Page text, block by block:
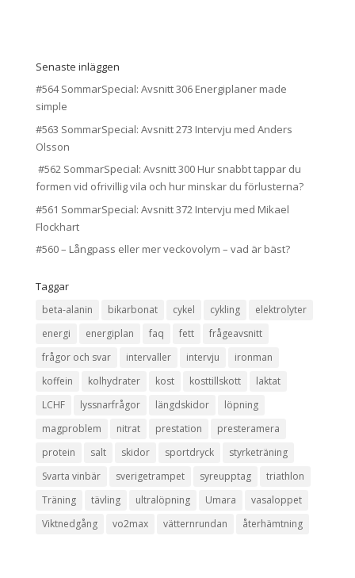
Senaste inläggen
#564 SommarSpecial: Avsnitt 306 Energiplaner made
simple
#563 SommarSpecial: Avsnitt 273 Intervju med Anders
Olsson
#562 SommarSpecial: Avsnitt 300 Hur snabbt tappar du
formen vid ofrivillig vila och hur minskar du förlusterna?
#561 SommarSpecial: Avsnitt 372 Intervju med Mikael
Flockhart
#560 – Långpass eller mer veckovolym – vad är bäst?
Taggar
beta-alanin bikarbonat cykel cykling
elektrolyter
energi
energiplan faq fett
frågeavsnitt
frågor och svar
intervaller intervju
ironman
koffein
kolhydrater kost kosttillskott
laktat
LCHF
lyssnarfrågor längdskidor
löpning
magproblem
nitrat prestation
presteramera
protein
salt skidor sportdryck
styrketräning
Svarta vinbär
sverigetrampet syreupptag
triathlon
Träning
tävling ultralöpning Umara
vasaloppet
Viktnedgång
vo2max vätternrundan återhämtning